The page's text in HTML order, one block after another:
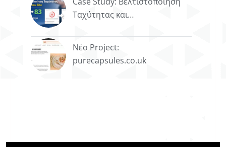
Ταχύτητας και…
Νέο Project:
purecapsules.co.uk